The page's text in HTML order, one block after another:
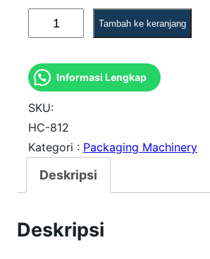
u
a
n
t
i
t
C
Tambah ke keranjang
Informasi Lengkap
SKU:
HC-812
Kategori : Packaging Machinery
Deskripsi
Deskripsi